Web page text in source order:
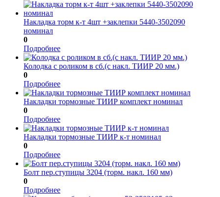
Накладка торм к-т 4шт +заклепки 5440-3502090
номинал
0
Подробнее
Колодка с роликом в сб.(с накл. ТИИР 20 мм.)
0
Подробнее
Накладки тормозные ТИИР комплект номинал
0
Подробнее
Накладки тормозные ТИИР к-т номинал
0
Подробнее
Болт пер.ступицы 3204 (торм. накл. 160 мм)
0
Подробнее